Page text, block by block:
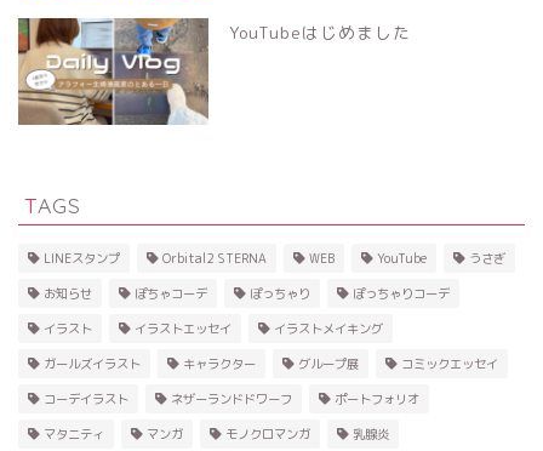
YouTubeはじめました
TAGS
LINEスタンプ Orbital2 STERNA WEB YouTube うさぎ
お知らせ ぽちゃコーデ ぽっちゃり ぽっちゃりコーデ
イラスト イラストエッセイ イラストメイキング
ガールズイラスト キャラクター グループ展 コミックエッセイ
コーデイラスト ネザーランドドワーフ ポートフォリオ
マタニティ マンガ モノクロマンガ 乳腺炎